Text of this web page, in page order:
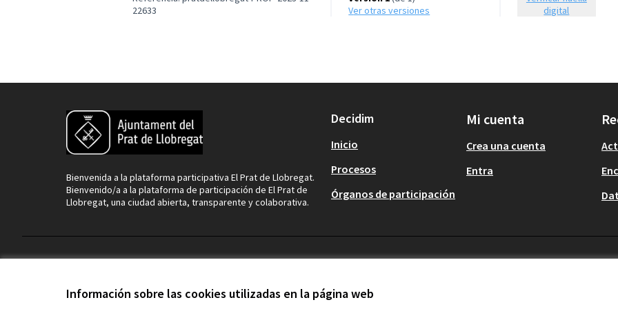
Información sobre las cookies utilizadas en la página web
22633
ver otras versiones
digital
Bienvenida a la plataforma participativa El Prat de Llobregat.
Bienvenido/a a la plataforma de participación de El Prat de
Llobregat, una ciudad abierta, transparente y colaborativa.
Decidim
Inicio
Procesos
Órganos de participación
Mi cuenta
Crea una cuenta
Entra